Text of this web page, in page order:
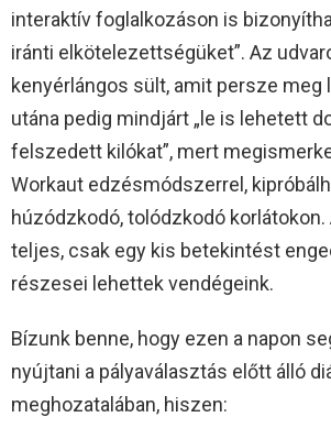
interaktív foglalkozáson is
iránti elkötelezettségüket”. Az
kenyérlángos sült, amit persze meg
utána pedig mindjárt „le is lehetett
felszedett kilókat”, mert
Workaut edzésmódszerrel,
húzódzkodó, tolódzkodó
teljes, csak egy kis betekintést
részesei lehettek vendégeink.
Bízunk benne, hogy ezen a napon
nyújtani a pályaválasztás előtt álló
meghozatalában, hiszen: